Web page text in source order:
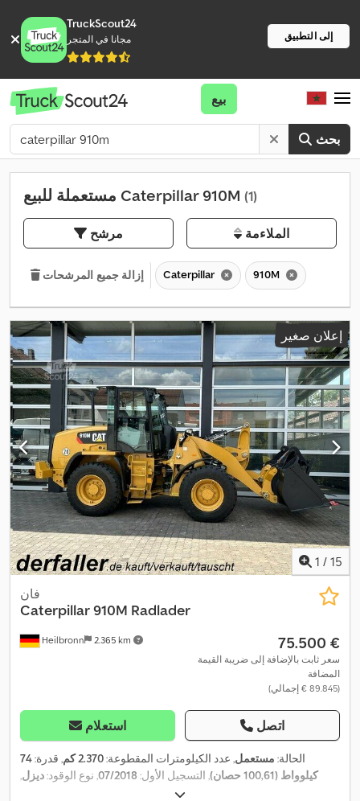
TruckScout24
مجانا في المتجر إلى التطبيق
بحث
بيع
مستعملة للبيع Caterpillar 910M (1)
مرشح الملاءمة
إزالة جميع المرشحات Caterpillar 910M
إعلان صغير
1 / 15
Heilbronn 2.365 km
فان
Caterpillar910M Radlader
‏75.500 €
سعر ثابت بالإضافة إلى ضريبة القيمة
المضافة
(‏89.845 € إجمالي)
استعلام اتصل
الحالة: مستعمل, عدد الكيلومترات المقطوعة:2.370 كم , قدرة:74
كيلوواط (100,61 حصان)
, التسجيل الأول: 07/2018, نوع الوقود:ديزل,
, لون:أصفر